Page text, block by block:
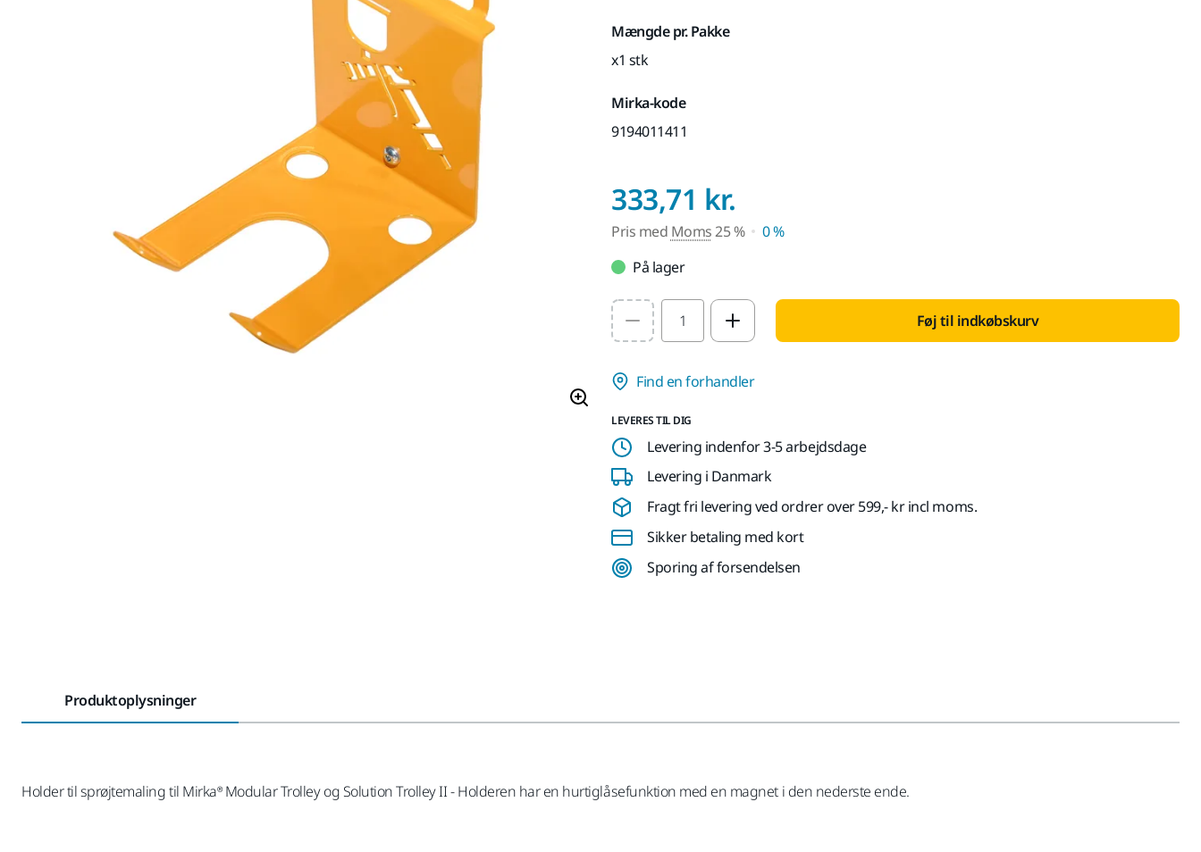
Mængde pr. Pakke
x1 stk
Mirka-kode
9194011411
333,71 kr.
Pris med Moms25 %
0 %
På lager
Select quantity value Føj til indkøbskurv
Find en forhandler
LEVERES TIL DIG
Levering indenfor 3-5 arbejdsdage
Levering i Danmark
Fragt fri levering ved ordrer over 599,- kr incl moms.
Sikker betaling med kort
Sporing af forsendelsen
Produktoplysninger
Holder til sprøjtemaling til Mirka® Modular Trolley og Solution Trolley II - Holderen har en hurtiglåsefunktion med en magnet i den nederste ende.